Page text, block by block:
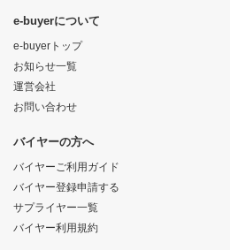
e-buyerについて
e-buyerトップ
お知らせ一覧
運営会社
お問い合わせ
バイヤーの方へ
バイヤーご利用ガイド
バイヤー登録申請する
サプライヤー一覧
バイヤー利用規約